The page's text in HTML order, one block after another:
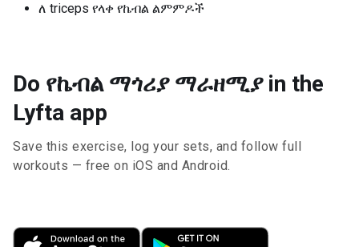
ለ triceps የላቀ የኬብል ልምምዶች
Do የኬብል ማጎሪያ ማራዘሚያ in the
Lyfta app
Save this exercise, log your sets, and follow full
workouts — free on iOS and Android.